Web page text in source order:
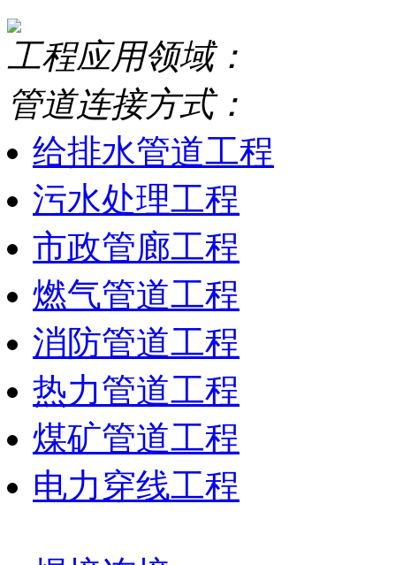
工程应用领域：
管道连接方式：
给排水管道工程
污水处理工程
市政管廊工程
燃气管道工程
消防管道工程
热力管道工程
煤矿管道工程
电力穿线工程